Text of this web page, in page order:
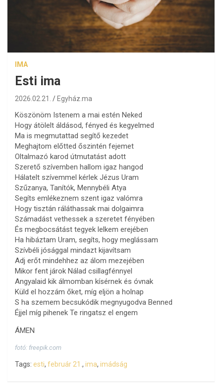
IMA
Esti ima
2026.02.21. Egyház.ma
Köszönöm Istenem a mai estén Neked
Hogy átölelt áldásod, fényed és kegyelmed
Ma is megmutattad segítő kezedet
Meghajtom előtted őszintén fejemet
Oltalmazó karod útmutatást adott
Szerető szívemben hallom igaz hangod
Hálatelt szívemmel kérlek Jézus Uram
Szűzanya, Tanítók, Mennybéli Atya
Segíts emlékeznem szent igaz valómra
Hogy tisztán ráláthassak mai dolgaimra
Számadást vethessek a szeretet fényében
És megbocsátást tegyek lelkem erejében
Ha hibáztam Uram, segíts, hogy meglássam
Szívbéli jósággal mindazt kijavítsam
Adj erőt mindehhez az álom mezejében
Mikor fent járok Nálad csillagfénnyel
Angyalaid kik álmomban kísérnek és óvnak
Küld el hozzám őket, míg eljön a holnap
S ha szemem becsukódik megnyugodva Benned
Éjjel míg pihenek Te ringatsz el engem
ÁMEN
fotó: freepik.com
Tags: esti, február 21. , ima, imádság